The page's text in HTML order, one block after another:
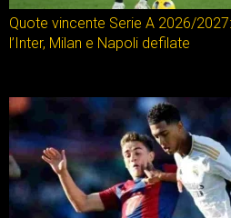
Quote vincente Serie A 2026/
l’Inter, Milan e Napoli defilate